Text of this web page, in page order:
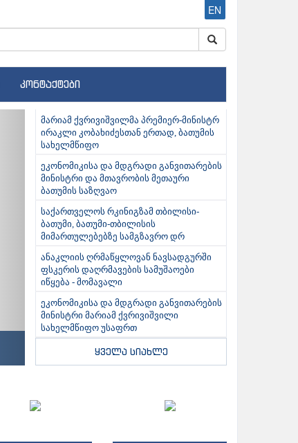
EN
კონტაქტები
მარიამ ქვრივიშვილმა პრემიერ-მინისტრ
ირაკლი კობახიძესთან ერთად, ბათუმის
სახელმწიფო
ეკონომიკისა და მდგრადი განვითარების
მინისტრი და მთავრობის მეთაური
ბათუმის საზღვაო
საქართველოს რკინიგზამ თბილისი-
ბათუმი, ბათუმი-თბილისის
მიმართულებებზე სამგზავრო დრ
ანაკლიის ღრმაწყლოვან ნავსადგურში
ფსკერის დაღრმავების სამუშაოები
იწყება - მომავალი
ეკონომიკისა და მდგრადი განვითარების
მინისტრი მარიამ ქვრივიშვილი
სახელმწიფო უსაფრთ
ყველა სიახლე